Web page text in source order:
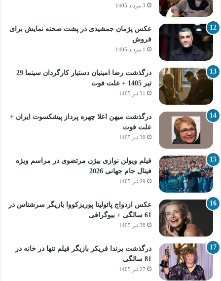
3 مرداد 1405
عکس پژمان جمشیدی در پشت صحنه نمایش برای
فروش
1 مرداد 1405
درگذشت رضا امینیان دستیار کارگردان سینما 29
تیر 1405 + علت فوت
31 تیر 1405
درگذشت میهن اعلا چهره پرداز پیشکسوت ایران +
علت فوت
30 تیر 1405
فیلم ویولن نوازی بیژن مرتضوی در مراسم ویژه
فینال جام جهانی 2026
29 تیر 1405
عکس ازدواج پائولینا پوریزکووا بازیگر سرشناس در
61 سالگی + بیوگرافی
28 تیر 1405
درگذشت برندا فریکر بازیگر فیلم تنها در خانه در
81 سالگی
27 تیر 1405